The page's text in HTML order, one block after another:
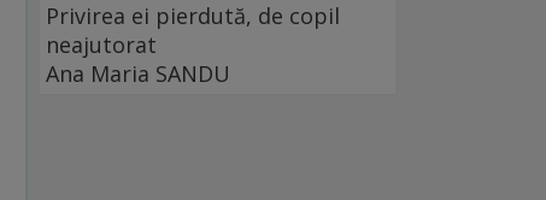
Privirea ei pierdută, de copil
neajutorat
Ana Maria SANDU